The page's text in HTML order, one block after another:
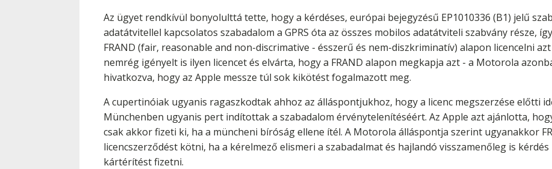
Az ügyet rendkívül bonyolulttá tette, hogy a kérdéses, európai bejegyzésű EP1010336 (B1) jelű
adatátvitellel kapcsolatos szabadalom a GPRS óta az összes mobilos adatátviteli szabvány része,
FRAND (fair, reasonable and non-discrimative - ésszerű és nem-diszkriminatív) alapon licencelni
nemrég igényelt is ilyen licencet és elvárta, hogy a FRAND alapon megkapja azt - a Motorola
hivatkozva, hogy az Apple messze túl sok kikötést fogalmazott meg.
A cupertinóiak ugyanis ragaszkodtak ahhoz az álláspontjukhoz, hogy a licenc megszerzése előtti
Münchenben ugyanis pert indítottak a szabadalom érvénytelenítéséért. Az Apple azt ajánlotta,
csak akkor fizeti ki, ha a müncheni bíróság ellene ítél. A Motorola álláspontja szerint ugyanakkor
licencszerződést kötni, ha a kérelmező elismeri a szabadalmat és hajlandó visszamenőleg is
kártérítést fizetni.